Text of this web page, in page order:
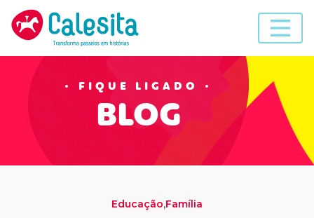
content
FIQUE LIGADO
BLOG
Educação,Família